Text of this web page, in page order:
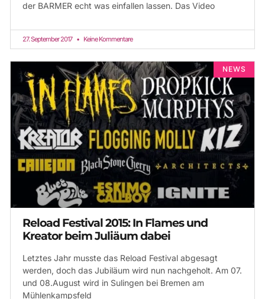
der BARMER echt was einfallen lassen. Das Video
27. September 2017 Keine Kommentare
NEWS
Reload Festival 2015: In Flames und
Kreator beim Juliäum dabei
Letztes Jahr musste das Reload Festival abgesagt
werden, doch das Jubiläum wird nun nachgeholt. Am 07.
und 08.August wird in Sulingen bei Bremen am
Mühlenkampsfeld